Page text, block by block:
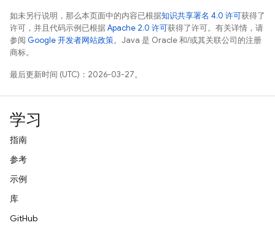
如未另行说明，那么本页面中的内容已根据知识共享署名 4.0 许可获得了
许可，并且代码示例已根据Apache 2.0 许可获得了许可。有关详情，请
参阅 Google 开发者网站政策。Java 是 Oracle 和/或其关联公司的注册
商标。
最后更新时间 (UTC)：2026-03-27。
学习
指南
参考
示例
库
GitHub